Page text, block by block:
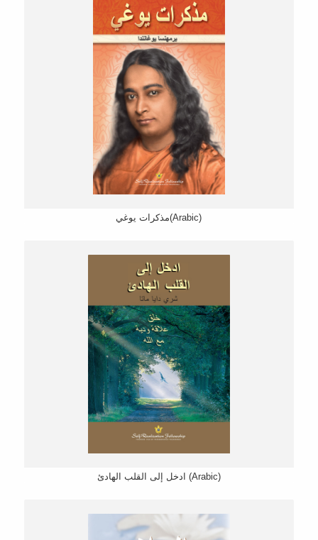
مذكرات یوغي(Arabic)
ادخل إلى القلب الھادئ (Arabic)